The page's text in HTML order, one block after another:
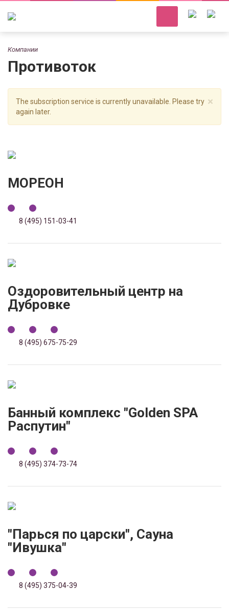
Компании
Противоток
×
The subscription service is currently unavailable. Please try
again later.
МОРЕОН
8 (495) 151-03-41
Оздоровительный центр на
Дубровке
8 (495) 675-75-29
Банный комплекс "Golden SPA
Распутин"
8 (495) 374-73-74
"Парься по царски", Сауна
"Ивушка"
8 (495) 375-04-39